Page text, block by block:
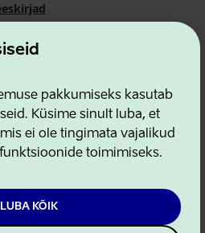
pakkumiseks kasutab
Küsime sinult luba, et
ei ole tingimata vajalikud
toimimiseks.
LUBA KÕIK